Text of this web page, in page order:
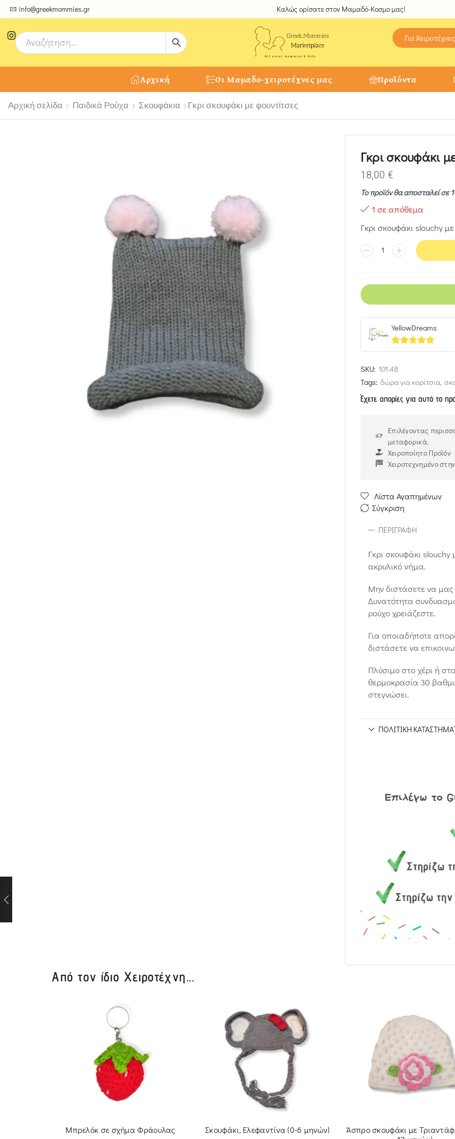
info@greekmommies.gr
μοναδικές δημιουργίες από τους Χειροτέχνες μας! Καλώς ορίσατε στον Μαμαδό-Κοσμο μας!
Για Χειροτέχνες
Αρχική Οι Μαμαδο-χειροτέχνες μας Προϊόντα
Αρχική σελίδα Παιδικά Ρούχα Σκουφάκια Γκρι σκουφάκι με φουντίτσες
Γκρι σκουφάκι
18,00 €
Το προϊόν θα αποσταλεί σε
1 σε απόθεμα
Γκρι σκουφάκι slouchy
YellowDreams
5out of 5
SKU: 101.48
Tags: δώρα για κορίτσια,
Έχετε απορίες για αυτό το
Επιλέγοντας
μεταφορικά.
Χειροποίητο Προϊόν
Χειροτεχνημένο
Λίστα Αγαπημένων
Σύγκριση
ΠΕΡΙΓΡΑΦΉ
Γκρι σκουφάκι
ακρυλικό νήμα.
Μην διστάσετε να
Δυνατότητα
ρούχο χρειάζεστε.
Για οποιαδήποτε
διστάσετε να
Πλύσιμο στο χέρι ή
θερμοκρασία 30
στεγνώσει.
ΠΟΛΙΤΙΚΉ
Από τον ίδιο Χειροτέχνη...
Μπρελόκ σε σχήμα Φράουλας Σκουφάκι, Ελεφαντίνα (0-6 μηνών)
Άσπρο σκουφάκι με